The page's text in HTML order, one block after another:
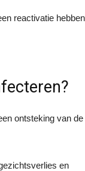
reactivatie
ontsteking van de
en